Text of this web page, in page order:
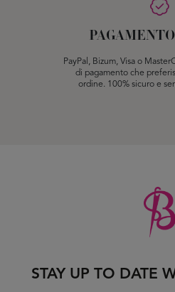
PayPal, Bizum, Visa o
di pagamento che
ordine. 100% sicuro e
STAY UP TO DATE